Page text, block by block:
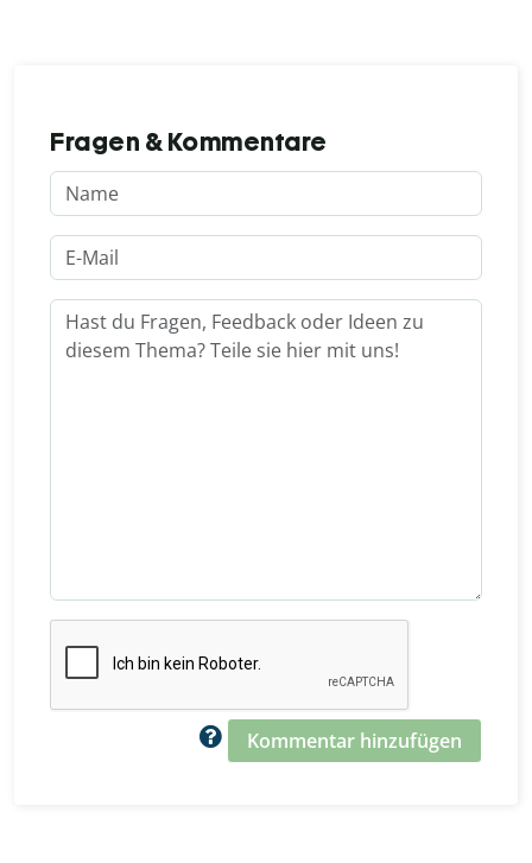
Fragen & Kommentare
Kommentar hinzufügen